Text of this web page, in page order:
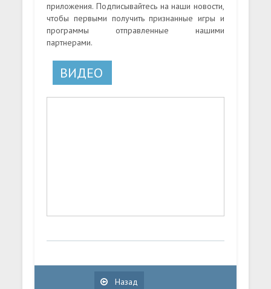
приложения. Подписывайтесь на наши новости,
чтобы первыми получить признанные игры и
программы отправленные нашими
партнерами.
ВИДЕО
Назад